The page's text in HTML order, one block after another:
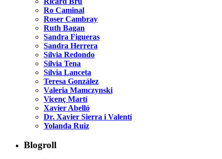
Ro Caminal
Roser Cambray
Ruth Bagan
Sandra Figueras
Sandra Herrera
Sílvia Redondo
Sílvia Tena
Sílvia Lanceta
Teresa González
Valeria Mamczynski
Vicenç Martí
Xavier Abelló
Dr. Xavier Sierra i Valentí
Yolanda Ruiz
Blogroll